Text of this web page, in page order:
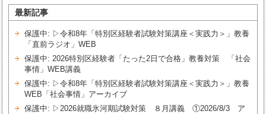
最新記事
保護中: ▷令和8年「特別区経験者試験対策講座＜実践力＞」教養
「直前ラジオ」WEB
保護中: 2026特別区経験者「たった2日で合格」教養対策 「社会
事情」WEB講義
保護中: ▷令和8年「特別区経験者試験対策講座＜実践力＞」教養
WEB「社会事情」アーカイブ
保護中: ▷2026就職氷河期試験対策 ８月講義 ①2026/8/3 ア